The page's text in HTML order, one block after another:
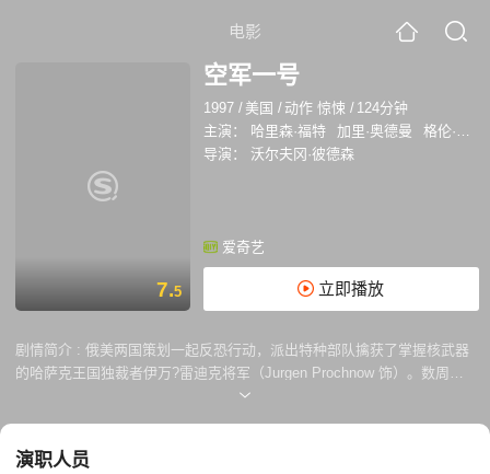
电影
7.5
空军一号
1997 / 美国 / 动作 惊悚 / 124分钟
主演：
哈里森·福特 加里·奥德曼
格伦·克洛斯
导演：
沃尔夫冈·彼德森
爱奇艺
立即播放
剧情简介 : 俄美两国策划一起反恐行动，派出特种部队擒获了掌握核武器
的哈萨克王国独裁者伊万?雷迪克将军（Jurgen Prochnow 饰）。数周后
的庆功宴上，曾为越战老兵的美国总统詹姆斯?马舍尔（哈里森?福特
艾格（加里?奥德曼 Gary Oldman 饰）带队的俄罗斯媒体工作人员。 安
演职人员